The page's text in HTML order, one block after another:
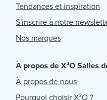
Tendances et inspiration
S'inscrire à notre
Nos marques
À propos de X²O Salles
À propos de nous
Pourquoi choisir X²O ?